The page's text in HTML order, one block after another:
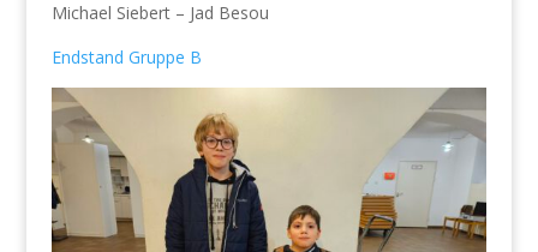
Michael Siebert – Jad Besou
Endstand Gruppe B